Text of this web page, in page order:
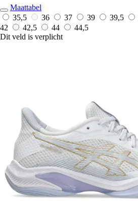
Maattabel
35,5
36 37 39 39,5
42
42,5 44
44,5
Dit veld is verplicht